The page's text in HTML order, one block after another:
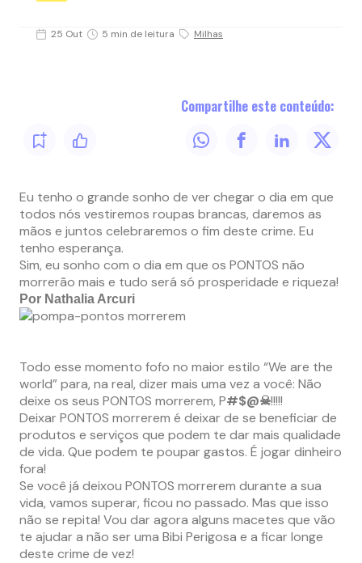
25 Out 5 min de leitura Milhas
Compartilhe este conteúdo:
Eu tenho o grande sonho de ver chegar o dia em que
todos nós vestiremos roupas brancas, daremos as
mãos e juntos celebraremos o fim deste crime. Eu
tenho esperança.
Sim, eu sonho com o dia em que os PONTOS não
morrerão mais e tudo será só prosperidade e riqueza!
Por Nathalia Arcuri
Todo esse momento fofo no maior estilo “We are the
world” para, na real, dizer mais uma vez a você: Não
deixe os seus PONTOS morrerem, P#$@☠!!!!!
Deixar PONTOS morrerem é deixar de se beneficiar de
produtos e serviços que podem te dar mais qualidade
de vida. Que podem te poupar gastos. É jogar dinheiro
fora!
Se você já deixou PONTOS morrerem durante a sua
vida, vamos superar, ficou no passado. Mas que isso
não se repita! Vou dar agora alguns macetes que vão
te ajudar a não ser uma Bibi Perigosa e a ficar longe
deste crime de vez!